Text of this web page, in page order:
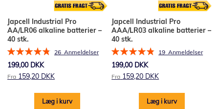
Japcell Industrial Pro
AA/LR06 alkaline batterier –
40 stk.
Bedømmelse:
26 Anmeldelser
199,00 DKK
Fra 159,20 DKK
Læg i kurv
Japcell Industrial Pro
AAA/LR03 alkaline batterier –
40 stk.
Bedømmelse:
19Anmeldelser
199,00 DKK
Fra 159,20 DKK
Læg i kurv